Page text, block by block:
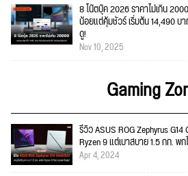
8 โน๊ตบุ๊ค 2026 ราคาไม่เกิน
น้อยแต่คุ้มชัวร์ เริ่มต้น 14,490 บ
ดู!
Nov 10, 2025
Gaming
รีวิว ASUS ROG Zephyrus
Ryzen 9 แต่เบาสบาย 1.5 กก.
Apr 4, 2024